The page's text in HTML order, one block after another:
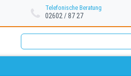
Telefonische Beratung
02602 / 87 27